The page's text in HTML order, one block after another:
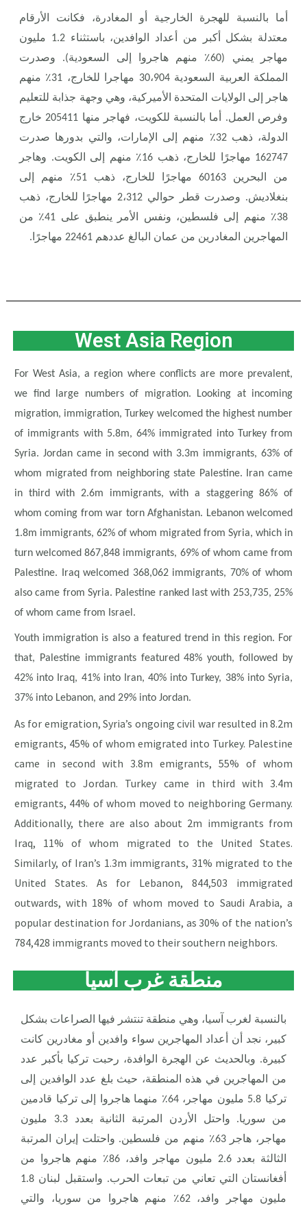
أما بالنسبة للهجرة الخارجية أو المغادرة، فكانت الأرقام
معتدلة بشكل أكبر من أعداد الوافدين، باستثناء 1.2 مليون
مهاجر يمني (60٪ منهم هاجروا إلى السعودية). وصدرت
المملكة العربية السعودية 30،904 مهاجرا للخارج، 31٪ منهم
هاجر إلى الولايات المتحدة الأميركية، وهي وجهة جذابة للتعليم
وفرص العمل. أما بالنسبة للكويت، فهاجر منها 205411 خارج
الدولة، ذهب 32٪ منهم إلى الإمارات، والتي بدورها صدرت
162747 مهاجرًا للخارج، ذهب 16٪ منهم إلى الكويت. وهاجر
من البحرين 60163 مهاجرًا للخارج، ذهب 51٪ منهم إلى
بنغلاديش. وصدرت قطر حوالي 2،312 مهاجرًا للخارج، ذهب
38٪ منهم إلى فلسطين، ونفس الأمر ينطبق على 41٪ من
المهاجرين المغادرين من عمان البالغ عددهم 22461 مهاجرًا.
West Asia Region
For West Asia, a region where conflicts are more prevalent,
we find large numbers of migration. Looking at incoming
migration, immigration, Turkey welcomed the highest number
of immigrants with 5.8m, 64% immigrated into Turkey from
Syria. Jordan came in second with 3.3m immigrants, 63% of
whom migrated from neighboring state Palestine. Iran came
in third with 2.6m immigrants, with a staggering 86% of
whom coming from war torn Afghanistan. Lebanon welcomed
1.8m immigrants, 62% of whom migrated from Syria, which in
turn welcomed 867,848 immigrants, 69% of whom came from
Palestine. Iraq welcomed 368,062 immigrants, 70% of whom
also came from Syria. Palestine ranked last with 253,735, 25%
of whom came from Israel.
Youth immigration is also a featured trend in this region. For
that, Palestine immigrants featured 48% youth, followed by
42% into Iraq, 41% into Iran, 40% into Turkey, 38% into Syria,
37% into Lebanon, and 29% into Jordan.
As for emigration, Syria’s ongoing civil war resulted in 8.2m
emigrants, 45% of whom emigrated into Turkey. Palestine
came in second with 3.8m emigrants, 55% of whom
migrated to Jordan. Turkey came in third with 3.4m
emigrants, 44% of whom moved to neighboring Germany.
Additionally, there are also about 2m immigrants from
Iraq, 11% of whom migrated to the United States.
Similarly, of Iran’s 1.3m immigrants, 31% migrated to the
United States. As for Lebanon, 844,503 immigrated
outwards, with 18% of whom moved to Saudi Arabia, a
popular destination for Jordanians, as 30% of the nation’s
784,428 immigrants moved to their southern neighbors.
منطقة غرب آسيا
بالنسبة لغرب آسيا، وهي منطقة تنتشر فيها الصراعات بشكل
كبير، نجد أن أعداد المهاجرين سواء وافدين أو مغادرين كانت
كبيرة. وبالحديث عن الهجرة الوافدة، رحبت تركيا بأكبر عدد
من المهاجرين في هذه المنطقة، حيث بلغ عدد الوافدين إلى
تركيا 5.8 مليون مهاجر، 64٪ منهما هاجروا إلى تركيا قادمين
من سوريا. واحتل الأردن المرتبة الثانية بعدد 3.3 مليون
مهاجر، هاجر 63٪ منهم من فلسطين. واحتلت إيران المرتبة
الثالثة بعدد 2.6 مليون مهاجر وافد، 86٪ منهم هاجروا من
أفغانستان التي تعاني من تبعات الحرب. واستقبل لبنان 1.8
مليون مهاجر وافد، 62٪ منهم هاجروا من سوريا، والتي